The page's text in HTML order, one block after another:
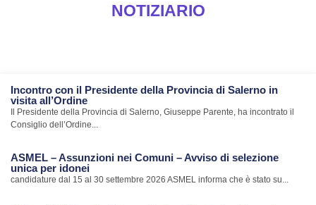
NOTIZIARIO
Incontro con il Presidente della Provincia di Salerno in
visita all’Ordine
Il Presidente della Provincia di Salerno, Giuseppe Parente, ha incontrato il
Consiglio dell’Ordine...
ASMEL – Assunzioni nei Comuni – Avviso di selezione
unica per idonei
candidature dal 15 al 30 settembre 2026 ASMEL informa che è stato su...